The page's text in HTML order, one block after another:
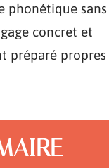
phonétique
concret et
préparé propres